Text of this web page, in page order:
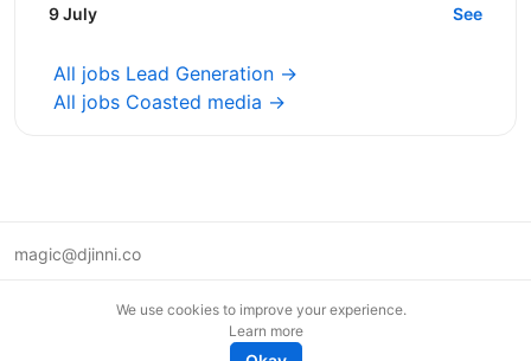
націлені на пошук enterprise клієнтів в Європі та...
9 July See
All jobs Lead Generation →
All jobs Coasted media →
magic@djinni.co
We use cookies to improve your experience.
Learn more